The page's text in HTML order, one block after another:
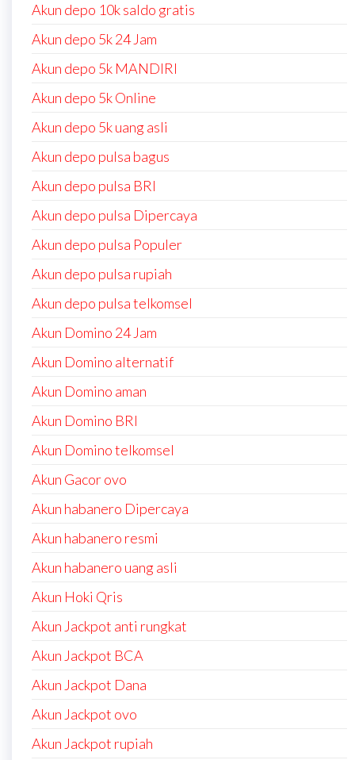
Akun depo 10k saldo gratis
Akun depo 5k 24 Jam
Akun depo 5k MANDIRI
Akun depo 5k Online
Akun depo 5k uang asli
Akun depo pulsa bagus
Akun depo pulsa BRI
Akun depo pulsa Dipercaya
Akun depo pulsa Populer
Akun depo pulsa rupiah
Akun depo pulsa telkomsel
Akun Domino 24 Jam
Akun Domino alternatif
Akun Domino aman
Akun Domino BRI
Akun Domino telkomsel
Akun Gacor ovo
Akun habanero Dipercaya
Akun habanero resmi
Akun habanero uang asli
Akun Hoki Qris
Akun Jackpot anti rungkat
Akun Jackpot BCA
Akun Jackpot Dana
Akun Jackpot ovo
Akun Jackpot rupiah